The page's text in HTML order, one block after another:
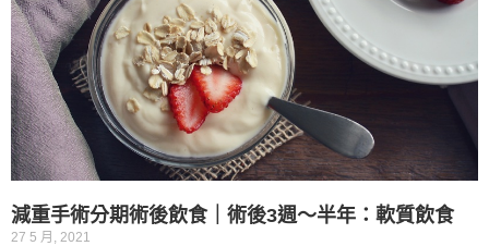
減重手術分期術後飲食｜術後3週～半年：軟質飲食
27 5 月, 2021